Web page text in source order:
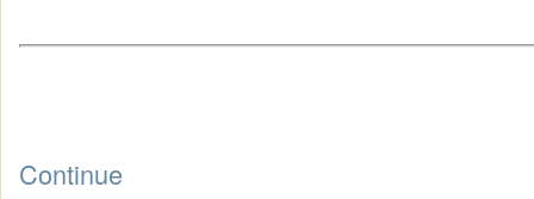
Continue